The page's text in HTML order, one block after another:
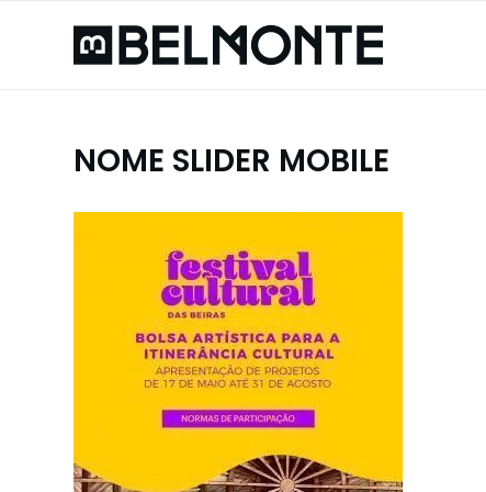
NOME SLIDER MOBILE